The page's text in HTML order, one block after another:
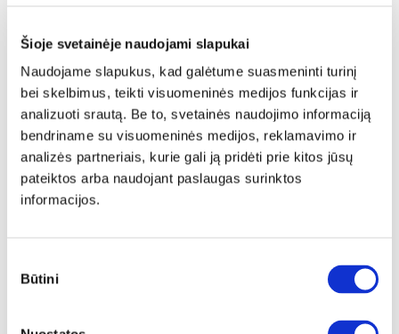
Šioje svetainėje naudojami slapukai
Naudojame slapukus, kad galėtume suasmeninti turinį
bei skelbimus, teikti visuomeninės medijos funkcijas ir
analizuoti srautą. Be to, svetainės naudojimo informaciją
bendriname su visuomeninės medijos, reklamavimo ir
analizės partneriais, kurie gali ją pridėti prie kitos jūsų
pateiktos arba naudojant paslaugas surinktos
informacijos.
pasirinkimas
Būtini